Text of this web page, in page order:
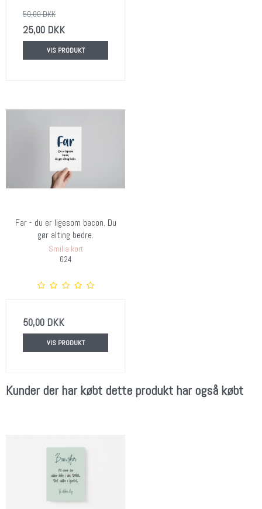
50,00 DKK
25,00 DKK
VIS PRODUKT
Far - du er ligesom bacon. Du
gør alting bedre.
Smilia kort
624
50,00 DKK
VIS PRODUKT
Kunder der har købt dette produkt har også købt